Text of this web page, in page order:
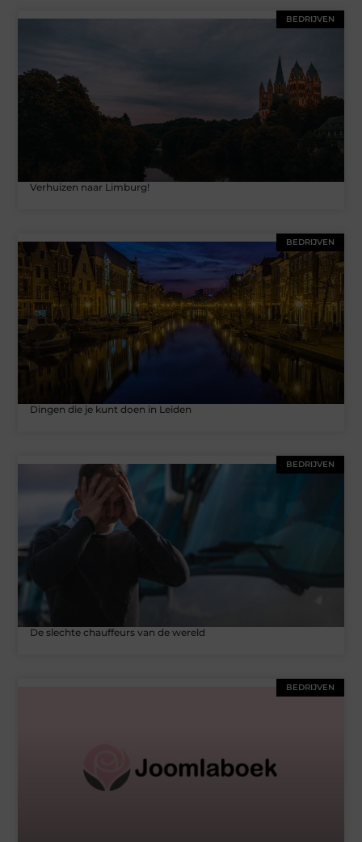
BEDRIJVEN
Verhuizen naar Limburg!
BEDRIJVEN
Dingen die je kunt doen in Leiden
BEDRIJVEN
De slechte chauffeurs van de wereld
BEDRIJVEN